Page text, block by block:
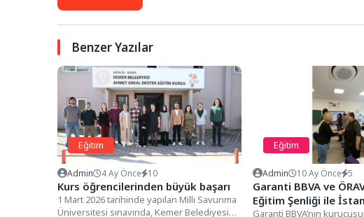
Benzer Yazılar
Eğitim
Admin 4 Ay Önce 10
Kurs öğrencilerinden büyük başarı
1 Mart 2026 tarihinde yapılan Milli Savunma
Üniversitesi sınavında, Kemer Belediyesi
Eğitim
Admin 10 Ay Önce 5
Garanti BBVA ve
Eğitim Şenliği ile
Öğretmenlerle
Garanti BBVA’nın